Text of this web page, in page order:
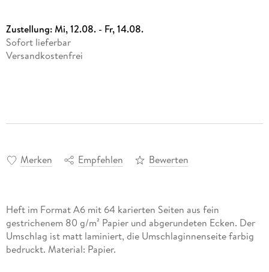
Zustellung:Mi, 12.08. - Fr, 14.08.
Sofort lieferbar
Versandkostenfrei
Merken Empfehlen Bewerten
Heft im Format A6 mit 64 karierten Seiten aus fein
gestrichenem 80 g/m² Papier und abgerundeten Ecken. Der
Umschlag ist matt laminiert, die Umschlaginnenseite farbig
bedruckt. Material: Papier.